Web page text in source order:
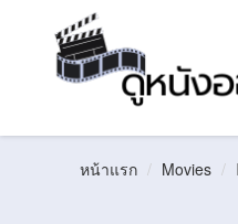
หน้าแรก Movies